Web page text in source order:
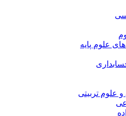
پایه
تربیتی